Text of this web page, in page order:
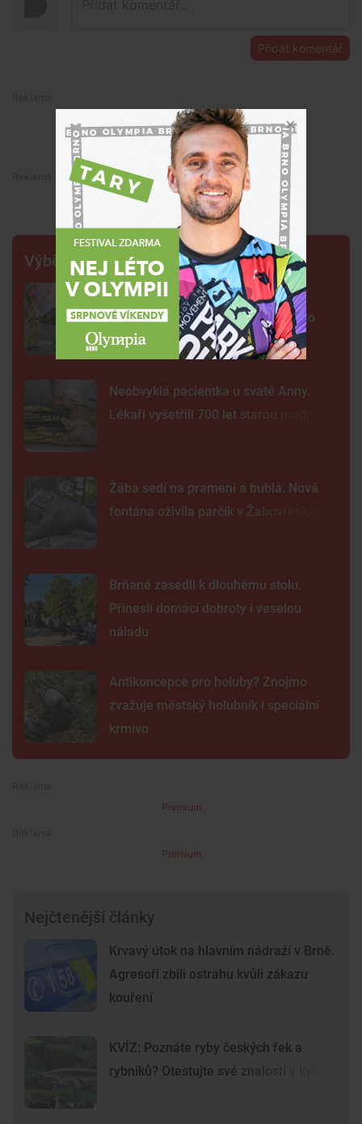
Přidat komentář
Premium
Premium
Výběr šéfredaktora
FOTO: Ulicemi Brna se prohnal
karnevalový průvod. Lidi přenesl do
exotické Brazílie
Neobvyklá pacientka u svaté Anny.
Lékaři vyšetřili 700 let starou madonu
Žába sedí na prameni a bublá. Nová
fontána oživila parčík v Žabovřeskách
Brňané zasedli k dlouhému stolu.
Přinesli domácí dobroty i veselou
náladu
Antikoncepce pro holuby? Znojmo
zvažuje městský holubník i speciální
krmivo
Premium
Premium
Nejčtenější články
Krvavý útok na hlavním nádraží v Brně.
Agresoři zbili ostrahu kvůli zákazu
kouření
KVÍZ: Poznáte ryby českých řek a
rybníků? Otestujte své znalosti v kvízu